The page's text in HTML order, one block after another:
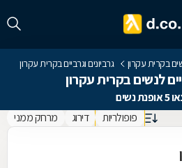
בקרית עקרון גרביונים וגרביים בקרית עקרון
לנשים בקרית עקרון
נשים
פופולריות דירוג מרחק ממני